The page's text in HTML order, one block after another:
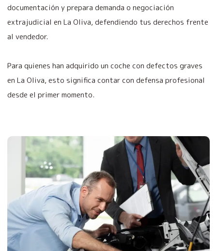
documentación y prepara demanda o negociación
extrajudicial en La Oliva, defendiendo tus derechos frente
al vendedor.
Para quienes han adquirido un coche con defectos graves
en La Oliva, esto significa contar con defensa profesional
desde el primer momento.